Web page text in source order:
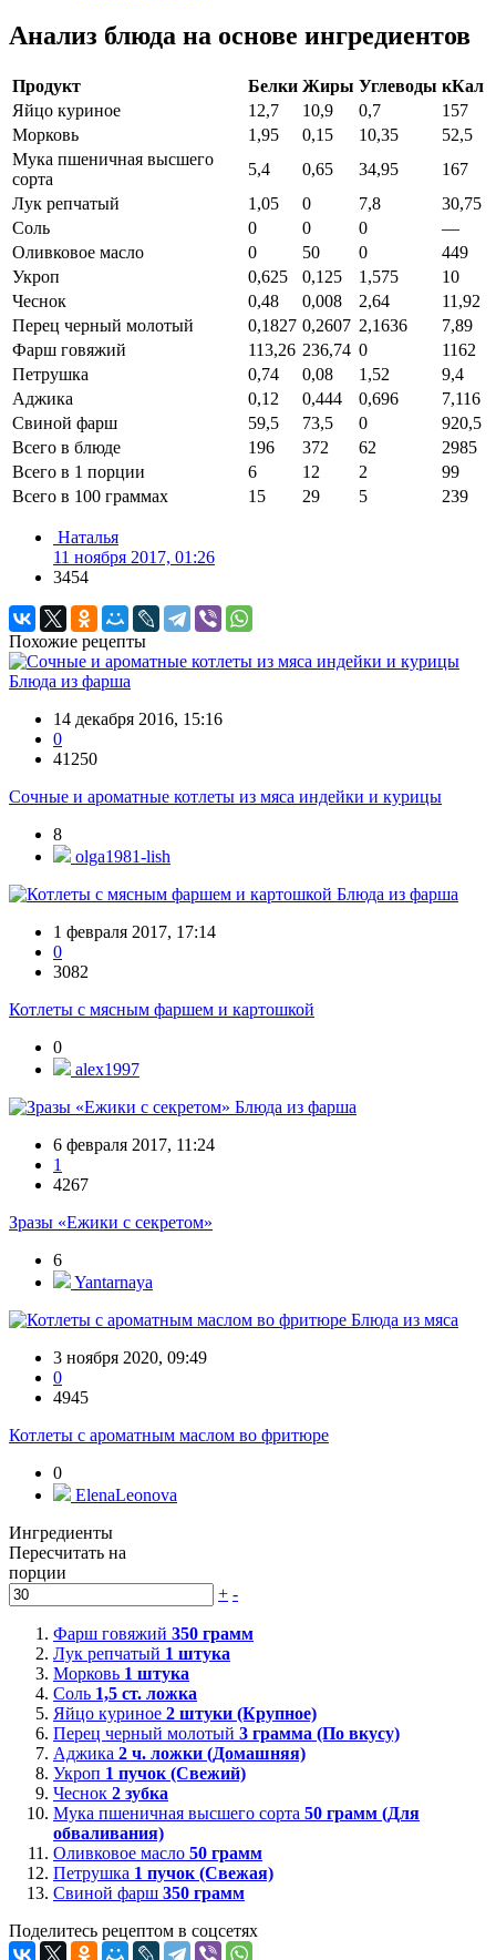
Анализ блюда на основе ингредиентов
Продукт Белки Жиры Углеводы кКал
Яйцо куриное
12,7 10,9 0,7
157
Морковь
1,95 0,15 10,35
52,5
Мука пшеничная высшего
сорта
5,4 0,65 34,95
167
Лук репчатый
1,05 0 7,8
30,75
Соль
0 0 0
—
Оливковое масло
0 50 0
449
Укроп
0,625 0,125 1,575
10
Чеснок
0,48 0,008 2,64
11,92
Перец черный молотый
0,1827 0,2607 2,1636
7,89
Фарш говяжий
113,26 236,74 0
1162
Петрушка
0,74 0,08 1,52
9,4
Аджика
0,12 0,444 0,696
7,116
Свиной фарш
59,5 73,5 0
920,5
Всего в блюде
196 372 62
2985
Всего в 1 порции
6 12 2
99
Всего в 100 граммах
15 29 5 239
Наталья
11 ноября 2017, 01:26
3454
Похожие рецепты
Блюда из фарша
14 декабря 2016, 15:16
0
41250
Сочные и ароматные котлеты из мяса индейки и курицы
8
olga1981-lish
Блюда из фарша
1 февраля 2017, 17:14
0
3082
Котлеты с мясным фаршем и картошкой
0
alex1997
Блюда из фарша
6 февраля 2017, 11:24
1
4267
Зразы «Ежики с секретом»
6
Yantarnaya
Блюда из мяса
3 ноября 2020, 09:49
0
4945
Котлеты с ароматным маслом во фритюре
0
ElenaLeonova
Ингредиенты
Пересчитать на
порции
+ -
Фарш говяжий 350 грамм
Лук репчатый 1 штука
Морковь 1 штука
Соль 1,5 ст. ложка
Яйцо куриное 2 штуки (Крупное)
Перец черный молотый 3 грамма (По вкусу)
Аджика 2 ч. ложки (Домашняя)
Укроп 1 пучок (Свежий)
Чеснок 2 зубка
Мука пшеничная высшего сорта 50 грамм (Для
обваливания)
Оливковое масло 50 грамм
Петрушка 1 пучок (Свежая)
Свиной фарш 350 грамм
Поделитесь рецептом в соцсетях